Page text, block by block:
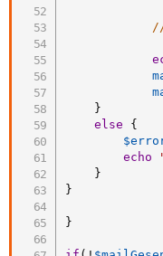
}
else
{
echo
}
}
}